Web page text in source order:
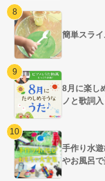
簡単スラ
8月に楽し
ノと歌詞
手作り水
やお風呂